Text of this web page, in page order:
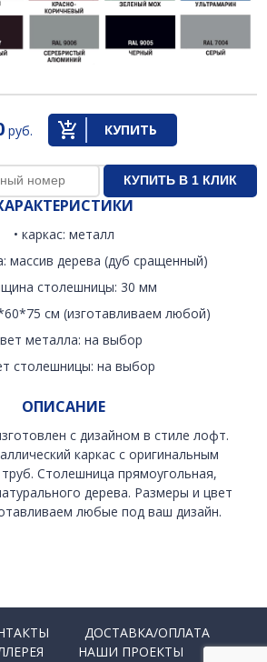
руб. КУПИТЬ
• каркас: металл
массив дерева (дуб сращенный)
столешницы: 30 мм
см (изготавливаем любой)
металла: на выбор
столешницы: на выбор
ОПИСАНИЕ
с дизайном в стиле лофт.
каркас с оригинальным
Столешница прямоугольная,
дерева. Размеры и цвет
любые под ваш дизайн.
ДОСТАВКА/ОПЛАТА
НАШИ ПРОЕКТЫ